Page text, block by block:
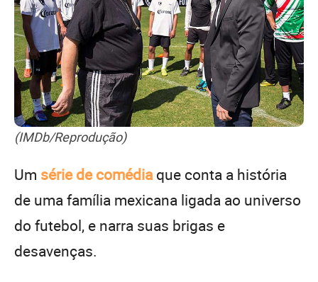
(IMDb/Reprodução)
Um série de comédiaque conta a história
de uma família mexicana ligada ao universo
do futebol, e narra suas brigas e
desavenças.